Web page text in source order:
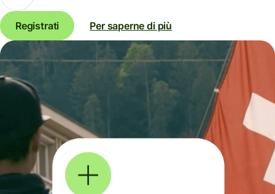
Registrati Per saperne di più